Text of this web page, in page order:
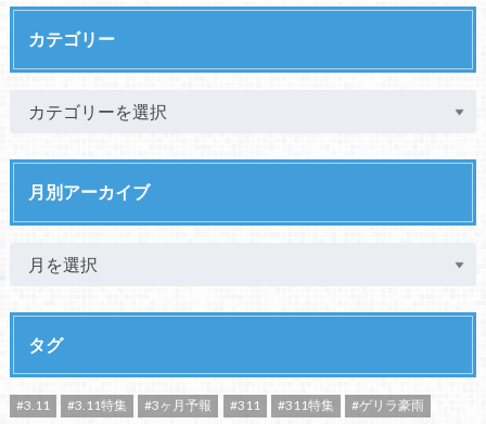
カテゴリー
月別アーカイブ
タグ
#3.11 #3.11特集 #3ヶ月予報 #311 #311特集
#ゲリラ豪雨